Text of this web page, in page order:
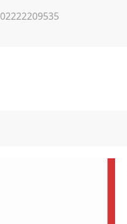
02222209535